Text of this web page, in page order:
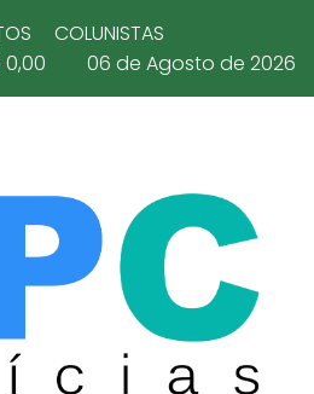
COLUNISTAS
0,00 06 de Agosto de 2026